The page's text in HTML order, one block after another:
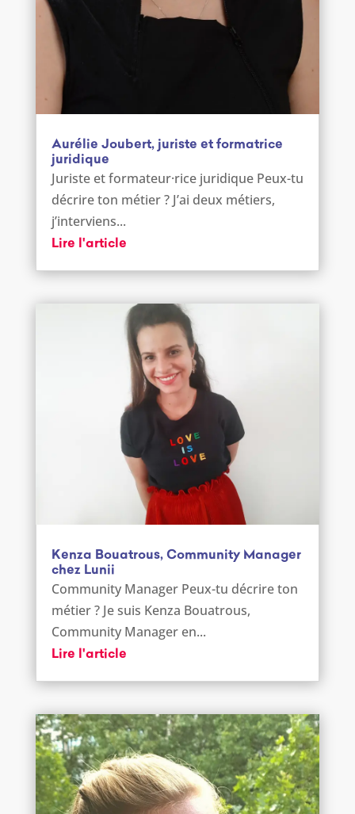
Aurélie Joubert, juriste et formatrice
juridique
Juriste et formateur·rice juridique Peux-tu
décrire ton métier ? J’ai deux métiers,
j’interviens...
Lire l'article
Kenza Bouatrous, Community Manager
chez Lunii
Community Manager Peux-tu décrire ton
métier ? Je suis Kenza Bouatrous,
Community Manager en...
Lire l'article